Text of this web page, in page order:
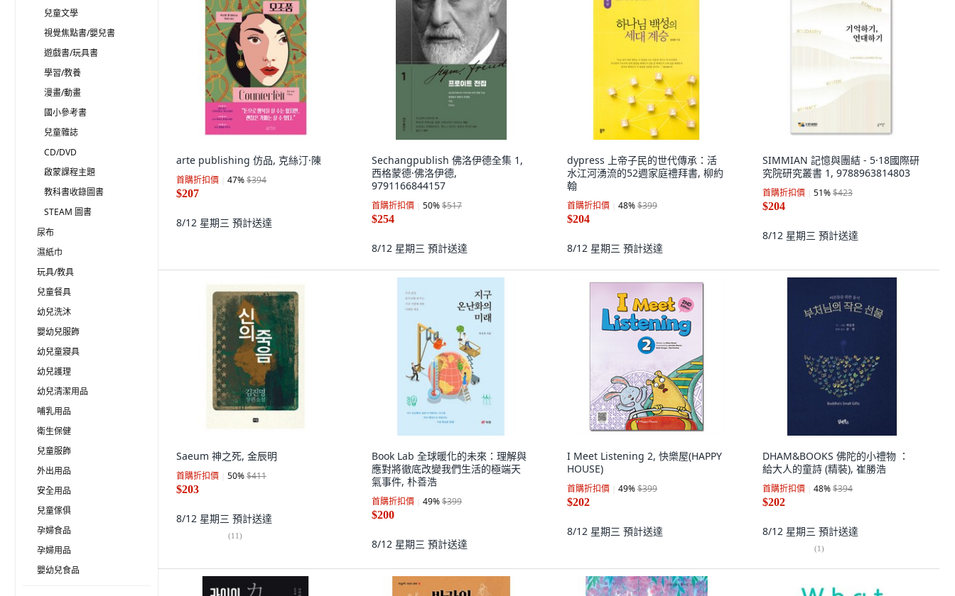
兒童文學
視覺焦點書/嬰兒書
遊戲書/玩具書
學習/教養
漫畫/動畫
國小參考書
兒童雜誌
CD/DVD
啟蒙課程主題
教科書收錄圖書
STEAM 圖書
尿布
濕紙巾
玩具/教具
兒童餐具
幼兒洗沐
嬰幼兒服飾
幼兒童寢具
幼兒護理
幼兒清潔用品
哺乳用品
衛生保健
兒童服飾
外出用品
安全用品
兒童傢俱
孕婦食品
孕婦用品
嬰幼兒食品
arte publishing 仿品, 克絲汀·陳
首購折扣價 47%$394
$207
8/12 星期三 預計送達
Sechangpublish 佛洛伊德全集 1,
西格蒙德·佛洛伊德,
9791166844157
首購折扣價 50%$517
$254
8/12 星期三 預計送達
dypress 上帝子民的世代傳承：活
水江河湧流的52週家庭禮拜書, 柳約
翰
首購折扣價 48%$399
$204
8/12 星期三 預計送達
SIMMIAN 記憶與團結 - 5·18國際研
究院研究叢書 1, 9788963814803
首購折扣價 51%$423
$204
8/12 星期三 預計送達
Saeum 神之死, 金辰明
首購折扣價 50%$411
$203
8/12 星期三 預計送達
(11)
Book Lab 全球暖化的未來：理解與
應對將徹底改變我們生活的極端天
氣事件, 朴善浩
首購折扣價 49%$399
$200
8/12 星期三 預計送達
I Meet Listening 2, 快樂屋(HAPPY
HOUSE)
首購折扣價 49%$399
$202
8/12 星期三 預計送達
DHAM&BOOKS 佛陀的小禮物 ：
給大人的童詩 (精裝), 崔勝浩
首購折扣價 48%$394
$202
8/12 星期三 預計送達
(1)